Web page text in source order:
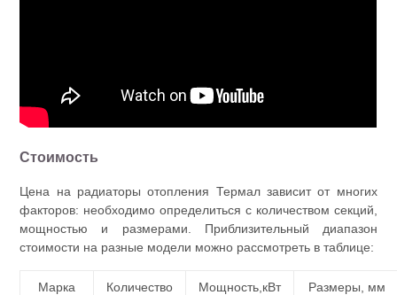
Стоимость
Цена на радиаторы отопления Термал зависит от многих
факторов: необходимо определиться с количеством секций,
мощностью и размерами. Приблизительный диапазон
стоимости на разные модели можно рассмотреть в таблице:
Марка
Количество
Мощность,кВт Размеры, мм